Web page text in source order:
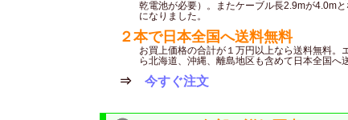
乾電池が必要）。またケーブル長2.9mが4.0m
になりました。
２本で日本全国へ送料無料
お買上価格の合計が１万円以上なら送料無料。
ら北海道、沖縄、離島地区も含めて日本全国へ
⇒ 今すぐ注文